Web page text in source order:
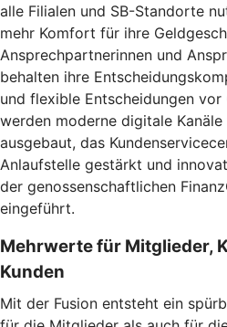
alle Filialen und SB-Standorte
mehr Komfort für ihre
Ansprechpartnerinnen und
behalten ihre
und flexible Entscheidungen
werden moderne digitale
ausgebaut, das
Anlaufstelle gestärkt und
der genossenschaftlichen
eingeführt.
Mehrwerte für Mitglieder,
Kunden
Mit der Fusion entsteht ein